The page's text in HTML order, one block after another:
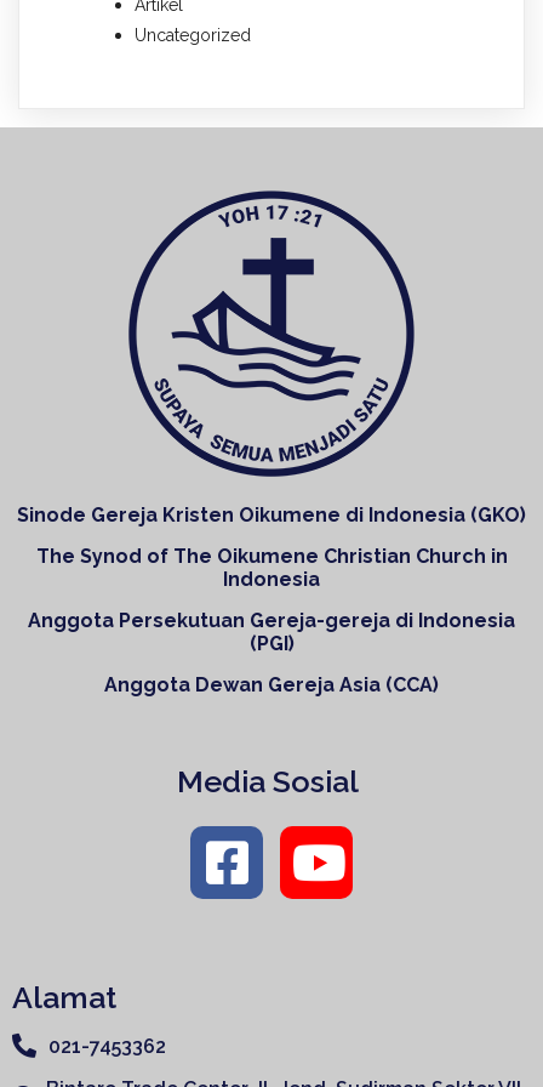
Artikel
Uncategorized
Sinode Gereja Kristen Oikumene di Indonesia (GKO)
The Synod of The Oikumene Christian Church in
Indonesia
Anggota Persekutuan Gereja-gereja di Indonesia
(PGI)
Anggota Dewan Gereja Asia (CCA)
Media Sosial
Alamat
021-7453362